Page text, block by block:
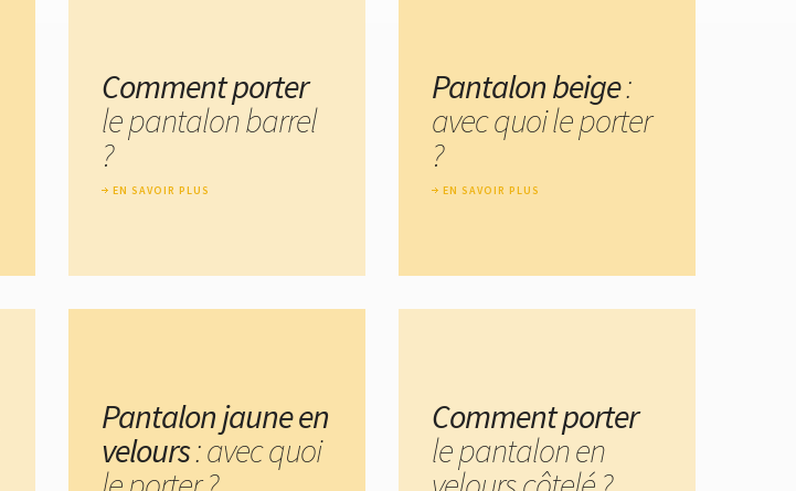
Comment porter
le pantalon barrel
?
EN SAVOIR PLUS
Pantalon beige:
avec quoi le porter
?
EN SAVOIR PLUS
Pantalon jaune en
velours: avec quoi
Comment porter
le pantalon en